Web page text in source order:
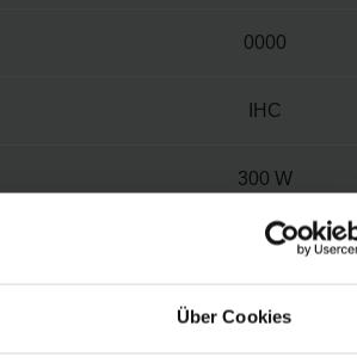
Über Cookies
0000
IHC
300 W
220 V
2